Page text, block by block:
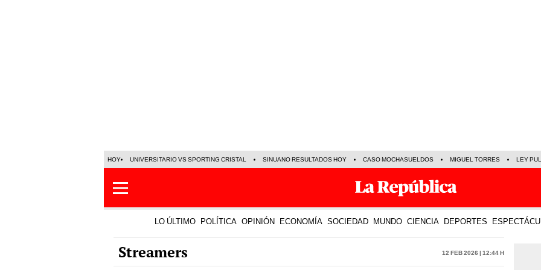
HOY UNIVERSITARIO VS SPORTING CRISTAL SINUANO RESULTADOS HOY CASO MOCHASUELDOS MIGUEL TORRES LEY
LO ÚLTIMO POLÍTICA OPINIÓN ECONOMÍA SOCIEDAD MUNDO CIENCIA DEPORTES
Streamers 12 Feb 2026 | 12:44 h